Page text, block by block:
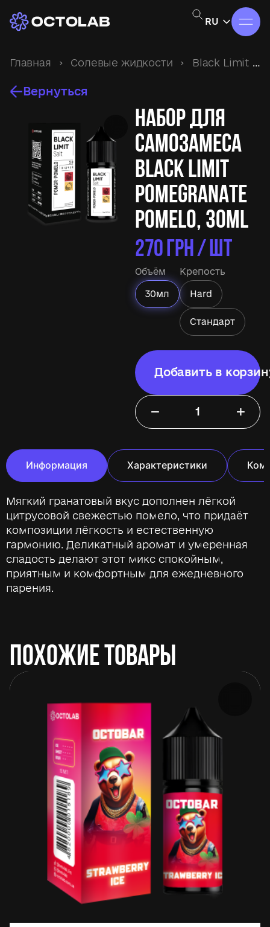
RU
Главная › Солевые жидкости › Black Limit ›
Вернуться
Набор для
самозамеса
Black Limit
Pomegranate
Pomelo, 30ml
270ГРН / ШТ
Объём
30мл
Крепость
Hard
Стандарт
− +
Добавить в
Информация Характеристики
Мягкий гранатовый вкус дополнен лёгкой
цитрусовой свежестью помело, что придаёт
композиции лёгкость и естественную
гармонию. Деликатный аромат и умеренная
сладость делают этот микс спокойным,
приятным и комфортным для ежедневного
парения.
ПОХОЖИЕ ТОВАРЫ